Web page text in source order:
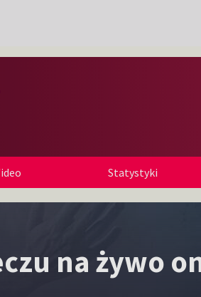
Statystyki
na żywo